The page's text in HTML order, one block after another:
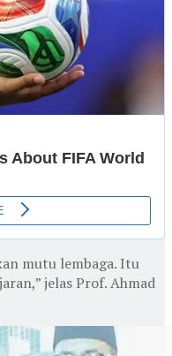
mutu lembaga. Itu
jelas Prof. Ahmad